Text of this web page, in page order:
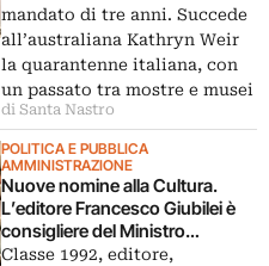
mandato di tre anni. Succede
all’australiana Kathryn Weir
la quarantenne italiana, con
un passato tra mostre e musei
di Santa Nastro
POLITICA E PUBBLICA
AMMINISTRAZIONE
Nuove nomine alla Cultura.
L’editore Francesco Giubilei è
consigliere del Ministro
Sangiuliano
Classe 1992, editore,